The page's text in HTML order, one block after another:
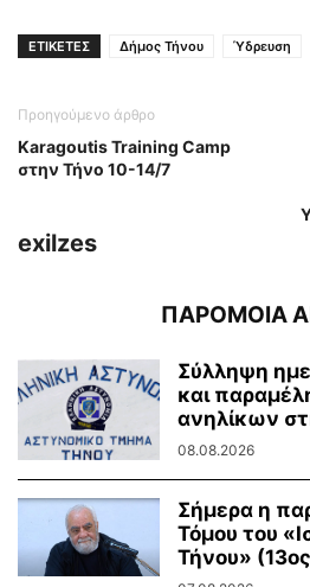
ΕΤΙΚΕΤΕΣ Δήμος Τήνου Ύδρευση
Προηγούμενο άρθρο
Karagoutis Training Camp
στην Τήνο 10-14/7
exilzes
ΠΑΡΟΜΟΙΑ
Σύλληψη
και
ανηλίκων
08.08.2026
Σήμερα η
Τόμου του
Τήνου»